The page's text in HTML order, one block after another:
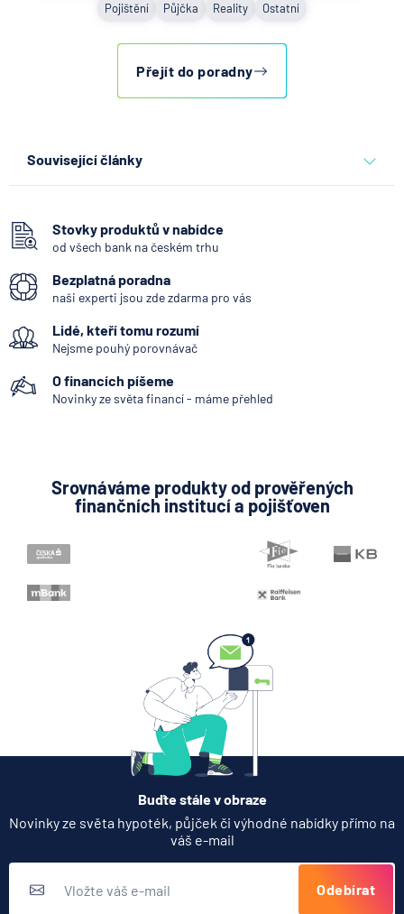
Pojištění
Půjčka Reality Ostatní
Přejít do poradny
Související články
7.8.2026
6.8.2026 Daně
Když rozhoduje stres: nové
triky bankovních
podvodníků
Zobrazit všechny články
Stovky produktů v nabídce
od všech bank na českém trhu
Bezplatná poradna
naši experti jsou zde zdarma pro vás
Lidé, kteří tomu rozumí
Nejsme pouhý porovnávač
O financích píšeme
Novinky ze světa financí - máme přehled
Srovnáváme produkty od prověřených
finančních institucí a pojišťoven
Buďte stále v obraze
Novinky ze světa hypoték, půjček či výhodné nabídky přímo na
váš e-mail
Odebírat